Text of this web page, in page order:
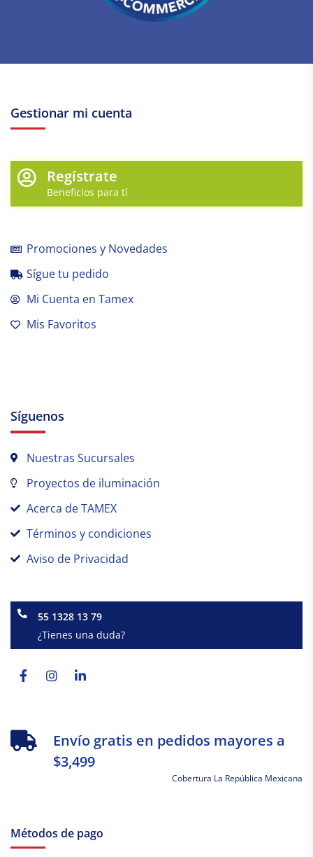
Gestionar mi cuenta
Regístrate
Beneficios para tí
Promociones y Novedades
Sígue tu pedido
Mi Cuenta en Tamex
Mis Favoritos
Síguenos
Nuestras Sucursales
Proyectos de iluminación
Acerca de TAMEX
Términos y condiciones
Aviso de Privacidad
55 1328 13 79
¿Tienes una duda?
f
Envío gratis en pedidos mayores a
$3,499
Cobertura La República Mexicana
Métodos de pago